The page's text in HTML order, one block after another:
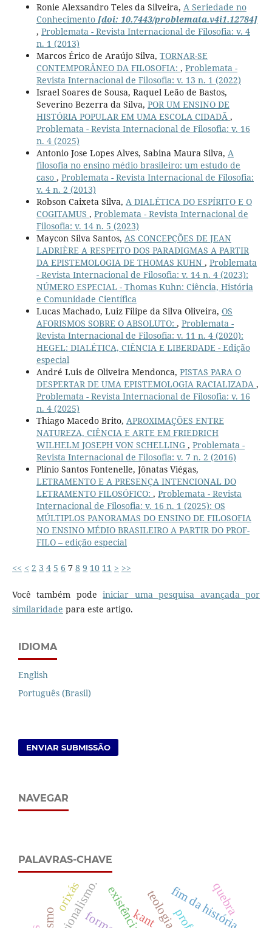
Ronie Alexsandro Teles da Silveira, A Seriedade no
Conhecimento [doi: 10.7443/problemata.v4i1.12784]
, Problemata - Revista Internacional de Filosofia: v. 4
n. 1 (2013)
Marcos Érico de Araújo Silva, TORNAR-SE
CONTEMPORÂNEO DA FILOSOFIA: , Problemata -
Revista Internacional de Filosofia: v. 13 n. 1 (2022)
Israel Soares de Sousa, Raquel Leão de Bastos,
Severino Bezerra da Silva, POR UM ENSINO DE
HISTÓRIA POPULAR EM UMA ESCOLA CIDADÃ ,
Problemata - Revista Internacional de Filosofia: v. 16
n. 4 (2025)
Antonio Jose Lopes Alves, Sabina Maura Silva, A
filosofia no ensino médio brasileiro: um estudo de
caso , Problemata - Revista Internacional de Filosofia:
v. 4 n. 2 (2013)
Robson Caixeta Silva, A DIALÉTICA DO ESPÍRITO E O
COGITAMUS , Problemata - Revista Internacional de
Filosofia: v. 14 n. 5 (2023)
Maycon Silva Santos, AS CONCEPÇÕES DE JEAN
LADRIÈRE A RESPEITO DOS PARADIGMAS A PARTIR
DA EPISTEMOLOGIA DE THOMAS KUHN , Problemata
- Revista Internacional de Filosofia: v. 14 n. 4 (2023):
NÚMERO ESPECIAL - Thomas Kuhn: Ciência, História
e Comunidade Científica
Lucas Machado, Luiz Filipe da Silva Oliveira, OS
AFORISMOS SOBRE O ABSOLUTO: , Problemata -
Revista Internacional de Filosofia: v. 11 n. 4 (2020):
HEGEL: DIALÉTICA, CIÊNCIA E LIBERDADE - Edição
especial
André Luis de Oliveira Mendonca, PISTAS PARA O
DESPERTAR DE UMA EPISTEMOLOGIA RACIALIZADA ,
Problemata - Revista Internacional de Filosofia: v. 16
n. 4 (2025)
Thiago Macedo Brito, APROXIMAÇÕES ENTRE
NATUREZA, CIÊNCIA E ARTE EM FRIEDRICH
WILHELM JOSEPH VON SCHELLING , Problemata -
Revista Internacional de Filosofia: v. 7 n. 2 (2016)
Plínio Santos Fontenelle, Jônatas Viégas,
LETRAMENTO E A PRESENÇA INTENCIONAL DO
LETRAMENTO FILOSÓFICO: , Problemata - Revista
Internacional de Filosofia: v. 16 n. 1 (2025): OS
MÚLTIPLOS PANORAMAS DO ENSINO DE FILOSOFIA
NO ENSINO MÉDIO BRASILEIRO A PARTIR DO PROF-
FILO – edição especial
<< < 2 3 4 5 6 7 8 9 10 11 > >>
Você também podeiniciar uma pesquisa avançada por
similaridade para este artigo.
IDIOMA
English
Português (Brasil)
ENVIAR SUBMISSÃO
NAVEGAR
PALAVRAS-CHAVE
kant fim da história
racionalismo.existência. quebra
orixás